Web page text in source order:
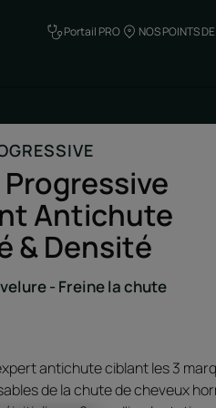
Portail PRO NOS POINTS
Antichute
& Densité
- Freine la chute
antichute ciblant les 3
de la chute de cheveux